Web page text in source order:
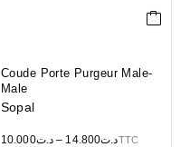
Coude Porte Purgeur Male-
Male
Sopal
د.ت10.000 – د.ت14.800 TTC